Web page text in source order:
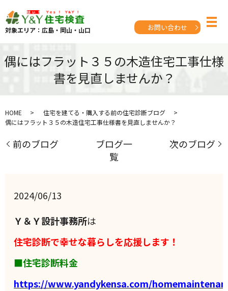
対象エリア：広島・岡山・山口 お問い合わせ
偶にはフラット３５の木造住宅工事仕様
書を見直しませんか？
HOME
住宅を建てる・購入する前の住宅診断ブログ
偶にはフラット３５の木造住宅工事仕様書を見直しませんか？
前のブログ
ブログ一
覧
次のブログ
2024/06/13
Ｙ＆Ｙ設計事務所は
住宅診断で幸せな暮らしを応援します！
■住宅診断料金
https://www.yandykensa.com/